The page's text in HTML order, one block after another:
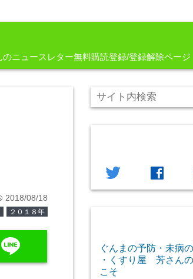
のニュースレター無料購読登録/登録解除ページ
2018/08/18
２０１８年
line
twitter facebook
ぐんまの予防・未病
・くすり屋 芳さん
こそ